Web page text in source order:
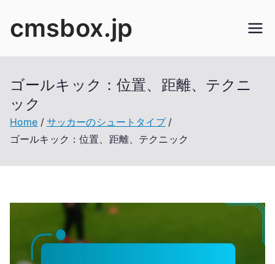
cmsbox.jp
ゴールキック：位置、距離、テクニ
ック
Home
サッカーのシュートタイプ
ゴールキック：位置、距離、テクニック